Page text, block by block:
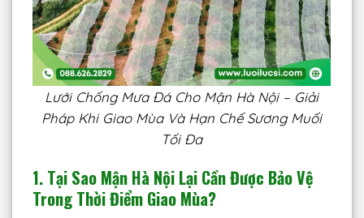
Lưới Chống Mưa Đá Cho Mận Hà Nội – Giải
Pháp Khi Giao Mùa Và Hạn Chế Sương Muối
Tối Đa
1. Tại Sao Mận Hà Nội Lại Cần Được Bảo Vệ
Trong Thời Điểm Giao Mùa?